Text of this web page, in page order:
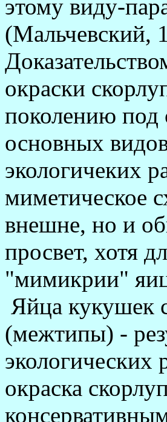
этому виду-
(Мальчевский,
окраски
поколению под
основных
экологичеких
миметическое
внешне, но и
просвет, хотя
"мимикрии"
Яйца кукушек
(межтипы) -
экологических
окраска